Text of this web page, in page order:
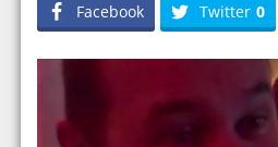
Facebook Twitter 0